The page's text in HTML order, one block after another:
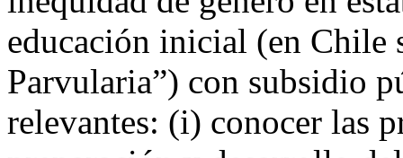
educación inicial (en Chile
Parvularia”) con subsidio
relevantes: (i) conocer las